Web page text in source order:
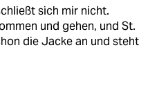
sich mir nicht.
und gehen, und St.
die Jacke an und steht